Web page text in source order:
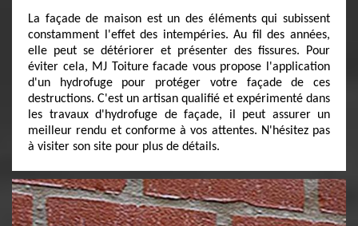
La façade de maison est un des éléments qui subissent
constamment l'effet des intempéries. Au fil des années,
elle peut se détériorer et présenter des fissures. Pour
éviter cela, MJ Toiture facade vous propose l'application
d'un hydrofuge pour protéger votre façade de ces
destructions. C'est un artisan qualifié et expérimenté dans
les travaux d'hydrofuge de façade, il peut assurer un
meilleur rendu et conforme à vos attentes. N'hésitez pas
à visiter son site pour plus de détails.